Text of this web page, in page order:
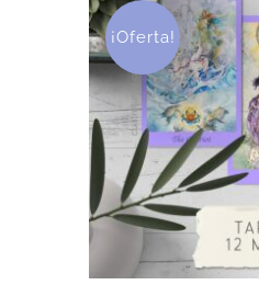
¡Oferta!